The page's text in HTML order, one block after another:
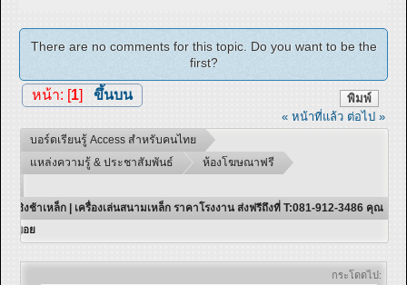
There are no comments for this topic. Do you want to be the
first?
พิมพ์
หน้า: [1] ขึ้นบน
« หน้าที่แล้ว ต่อไป »
บอร์ดเรียนรู้ Access สำหรับคนไทย
แหล่งความรู้ & ประชาสัมพันธ์
ห้องโฆษณาฟรี
ชิงช้าเหล็ก | เครื่องเล่นสนามเหล็ก ราคาโรงงาน ส่งฟรีถึงที่ T:081-912-3486 คุณ
บอย
กระโดดไป: